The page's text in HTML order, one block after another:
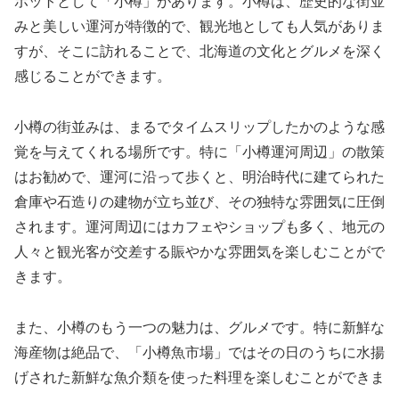
みと美しい運河が特徴的で、観光地としても人気がありま
すが、そこに訪れることで、北海道の文化とグルメを深く
感じることができます。
小樽の街並みは、まるでタイムスリップしたかのような感
覚を与えてくれる場所です。特に「小樽運河周辺」の散策
はお勧めで、運河に沿って歩くと、明治時代に建てられた
倉庫や石造りの建物が立ち並び、その独特な雰囲気に圧倒
されます。運河周辺にはカフェやショップも多く、地元の
人々と観光客が交差する賑やかな雰囲気を楽しむことがで
きます。
また、小樽のもう一つの魅力は、グルメです。特に新鮮な
海産物は絶品で、「小樽魚市場」ではその日のうちに水揚
げされた新鮮な魚介類を使った料理を楽しむことができま